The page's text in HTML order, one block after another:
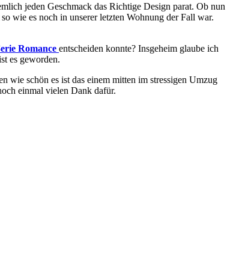
jeden Geschmack das Richtige Design parat. Ob nun
wie es noch in unserer letzten Wohnung der Fall war.
Romance entscheiden konnte? Insgeheim glaube ich
es geworden.
schön es ist das einem mitten im stressigen Umzug
einmal vielen Dank dafür.